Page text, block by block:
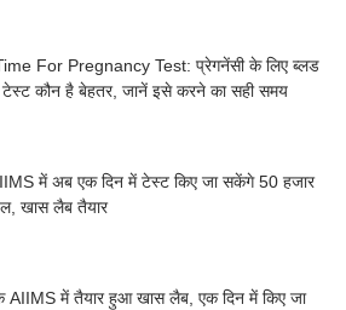
For Pregnancy Test: प्रेगनेंसी के लिए ब्लड
टेस्ट कौन है बेहतर, जानें इसे करने का सही समय
में अब एक दिन में टेस्ट किए जा सकेंगे 50 हजार
खास लैब तैयार
AIIMS में तैयार हुआ खास लैब, एक दिन में किए जा